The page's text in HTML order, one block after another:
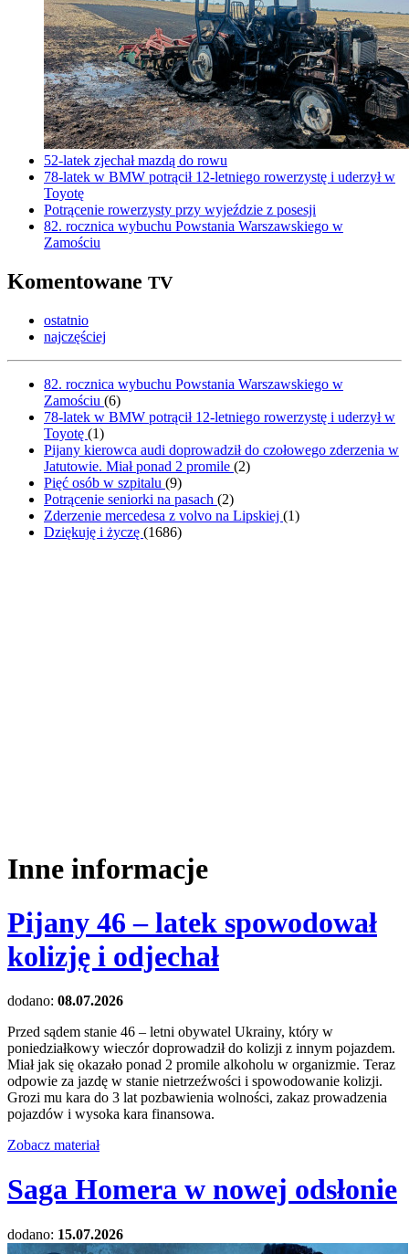
52-latek zjechał mazdą do rowu
78-latek w BMW potrącił 12-letniego rowerzystę i uderzył w
Toyotę
Potrącenie rowerzysty przy wyjeździe z posesji
82. rocznica wybuchu Powstania Warszawskiego w
Zamościu
Komentowane TV
ostatnio
najczęściej
82. rocznica wybuchu Powstania Warszawskiego w
Zamościu (6)
78-latek w BMW potrącił 12-letniego rowerzystę i uderzył w
Toyotę (1)
Pijany kierowca audi doprowadził do czołowego zderzenia w
Jatutowie. Miał ponad 2 promile (2)
Pięć osób w szpitalu (9)
Potrącenie seniorki na pasach (2)
Zderzenie mercedesa z volvo na Lipskiej (1)
Dziękuję i życzę (1686)
Inne informacje
Pijany 46 – latek spowodował
kolizję i odjechał
dodano: 08.07.2026
Przed sądem stanie 46 – letni obywatel Ukrainy, który w
poniedziałkowy wieczór doprowadził do kolizji z innym pojazdem.
Miał jak się okazało ponad 2 promile alkoholu w organizmie. Teraz
odpowie za jazdę w stanie nietrzeźwości i spowodowanie kolizji.
Grozi mu kara do 3 lat pozbawienia wolności, zakaz prowadzenia
pojazdów i wysoka kara finansowa.
Zobacz materiał
Saga Homera w nowej odsłonie
dodano: 15.07.2026